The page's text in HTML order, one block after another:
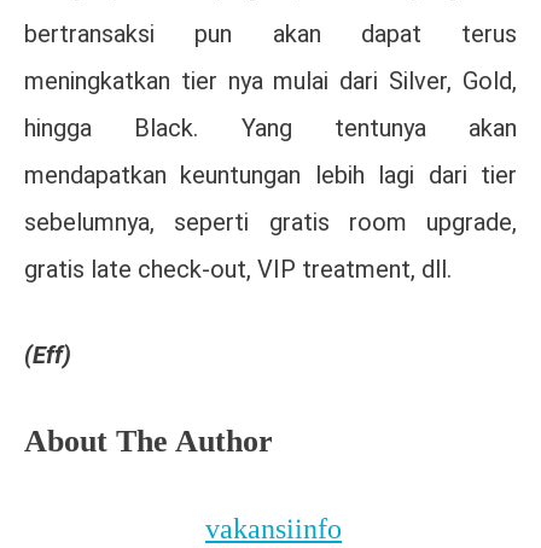
bertransaksi pun akan dapat terus
meningkatkan tier nya mulai dari Silver, Gold,
hingga Black. Yang tentunya akan
mendapatkan keuntungan lebih lagi dari tier
sebelumnya, seperti gratis room upgrade,
gratis late check-out, VIP treatment, dll.
(Eff)
About The Author
vakansiinfo